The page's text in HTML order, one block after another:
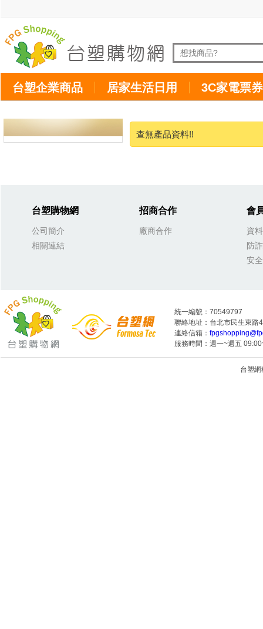
台塑企業商品 居家生活日用 3C家電票券
查無產品資料!!
台塑購物網
公司簡介
相關連結
招商合作
廠商合作
會
資
防
安
統一編號：70549797
聯絡地址：台北市民生東路
連絡信箱：
服務時間：週一~週五
台塑